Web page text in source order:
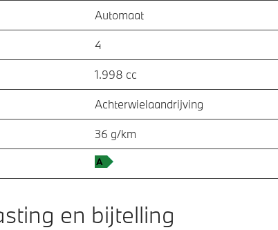
Automaat
4
1.998 cc
Achterwielaandrijving
36 g/km
en bijtelling